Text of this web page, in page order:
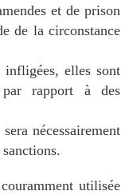
et de prison
de la circonstance
infligées, elles sont
par rapport à des
nécessairement
utilisée